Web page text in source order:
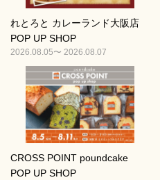
れとろと カレーランド大阪店
POP UP SHOP
2026.08.05〜 2026.08.07
CROSS POINT poundcake
POP UP SHOP